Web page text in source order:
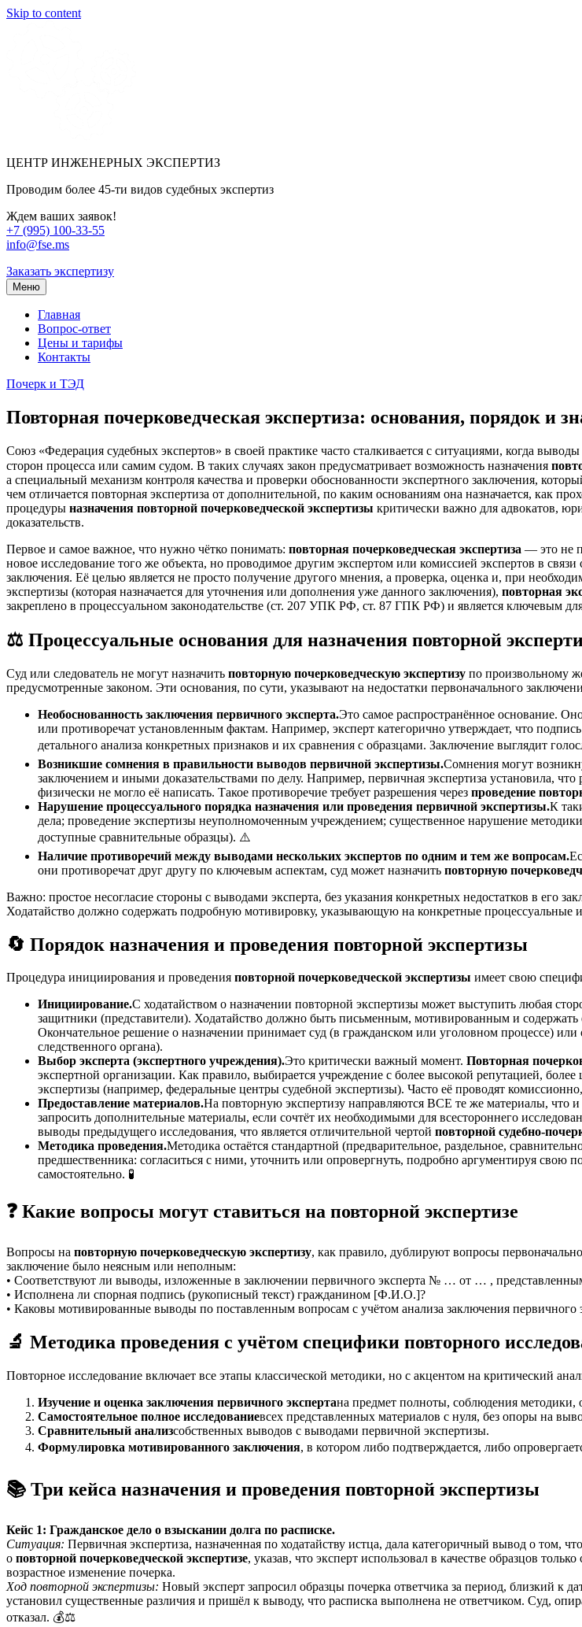
Skip to content
ЦЕНТР ИНЖЕНЕРНЫХ ЭКСПЕРТИЗ
Проводим более 45-ти видов судебных экспертиз
Ждем ваших заявок!
+7 (995) 100-33-55
info@fse.ms
Заказать экспертизу
Меню
Главная
Вопрос-ответ
Цены и тарифы
Контакты
Почерк и ТЭД
Повторная почерковедческая экспертиза: основания, порядок и
Союз «Федерация судебных экспертов» в своей практике часто сталкивается с ситуациями, когда
сторон процесса или самим судом. В таких случаях закон предусматривает возможность назначения
а специальный механизм контроля качества и проверки обоснованности экспертного заключения,
чем отличается повторная экспертиза от дополнительной, по каким основаниям она назначается, как
процедуры назначения повторной почерковедческой экспертизы критически важно для адвокатов,
доказательств.
Первое и самое важное, что нужно чётко понимать: повторная почерковедческая экспертиза — это не
новое исследование того же объекта, но проводимое другим экспертом или комиссией экспертов в
заключения. Её целью является не просто получение другого мнения, а проверка, оценка и, при
экспертизы (которая назначается для уточнения или дополнения уже данного заключения), повторная
закреплено в процессуальном законодательстве (ст. 207 УПК РФ, ст. 87 ГПК РФ) и является ключевым для
⚖️ Процессуальные основания для назначения повторной
Суд или следователь не могут назначить повторную почерковедческую экспертизу по произвольному
предусмотренные законом. Эти основания, по сути, указывают на недостатки первоначального
Необоснованность заключения первичного эксперта.Это самое распространённое основание.
или противоречат установленным фактам. Например, эксперт категорично утверждает, что
детального анализа конкретных признаков и их сравнения с образцами. Заключение выглядит
Возникшие сомнения в правильности выводов первичной экспертизы.Сомнения могут
заключением и иными доказательствами по делу. Например, первичная экспертиза установила,
физически не могло её написать. Такое противоречие требует разрешения через проведение
Нарушение процессуального порядка назначения или проведения первичной экспертизы.К
дела; проведение экспертизы неуполномоченным учреждением; существенное нарушение
доступные сравнительные образцы). ⚠️
Наличие противоречий между выводами нескольких экспертов по одним и тем же вопросам.
они противоречат друг другу по ключевым аспектам, суд может назначить повторную
Важно: простое несогласие стороны с выводами эксперта, без указания конкретных недостатков в его
Ходатайство должно содержать подробную мотивировку, указывающую на конкретные процессуальные
🔄 Порядок назначения и проведения повторной экспертизы
Процедура инициирования и проведения повторной почерковедческой экспертизы имеет свою
Инициирование.С ходатайством о назначении повторной экспертизы может выступить любая
защитники (представители). Ходатайство должно быть письменным, мотивированным и
Окончательное решение о назначении принимает суд (в гражданском или уголовном процессе) или
следственного органа).
Выбор эксперта (экспертного учреждения).Это критически важный момент. Повторная
экспертной организации. Как правило, выбирается учреждение с более высокой репутацией,
экспертизы (например, федеральные центры судебной экспертизы). Часто её проводят
Предоставление материалов.На повторную экспертизу направляются ВСЕ те же материалы, что
запросить дополнительные материалы, если сочтёт их необходимыми для всестороннего
выводы предыдущего исследования, что является отличительной чертой повторной судебно-
Методика проведения.Методика остаётся стандартной (предварительное, раздельное,
предшественника: согласиться с ними, уточнить или опровергнуть, подробно аргументируя
самостоятельно. 🧪
❓ Какие вопросы могут ставиться на повторной экспертизе
Вопросы на повторную почерковедческую экспертизу, как правило, дублируют вопросы
заключение было неясным или неполным:
• Соответствуют ли выводы, изложенные в заключении первичного эксперта № … от … ,
• Исполнена ли спорная подпись (рукописный текст) гражданином [Ф.И.О.]?
• Каковы мотивированные выводы по поставленным вопросам с учётом анализа заключения первичного
🔬 Методика проведения с учётом специфики повторного
Повторное исследование включает все этапы классической методики, но с акцентом на критический
Изучение и оценка заключения первичного экспертана предмет полноты, соблюдения методики,
Самостоятельное полное исследованиевсех представленных материалов с нуля, без опоры на
Сравнительный анализсобственных выводов с выводами первичной экспертизы.
Формулировка мотивированного заключения, в котором либо подтверждается, либо
📚 Три кейса назначения и проведения повторной экспертизы
Кейс 1: Гражданское дело о взыскании долга по расписке.
Ситуация: Первичная экспертиза, назначенная по ходатайству истца, дала категоричный вывод о том,
о повторной почерковедческой экспертизе, указав, что эксперт использовал в качестве образцов
возрастное изменение почерка.
Ход повторной экспертизы: Новый эксперт запросил образцы почерка ответчика за период, близкий к
установил существенные различия и пришёл к выводу, что расписка выполнена не ответчиком. Суд,
отказал. 💰⚖️